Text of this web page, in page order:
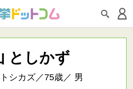
としかず
シカズ／75歳／ 男